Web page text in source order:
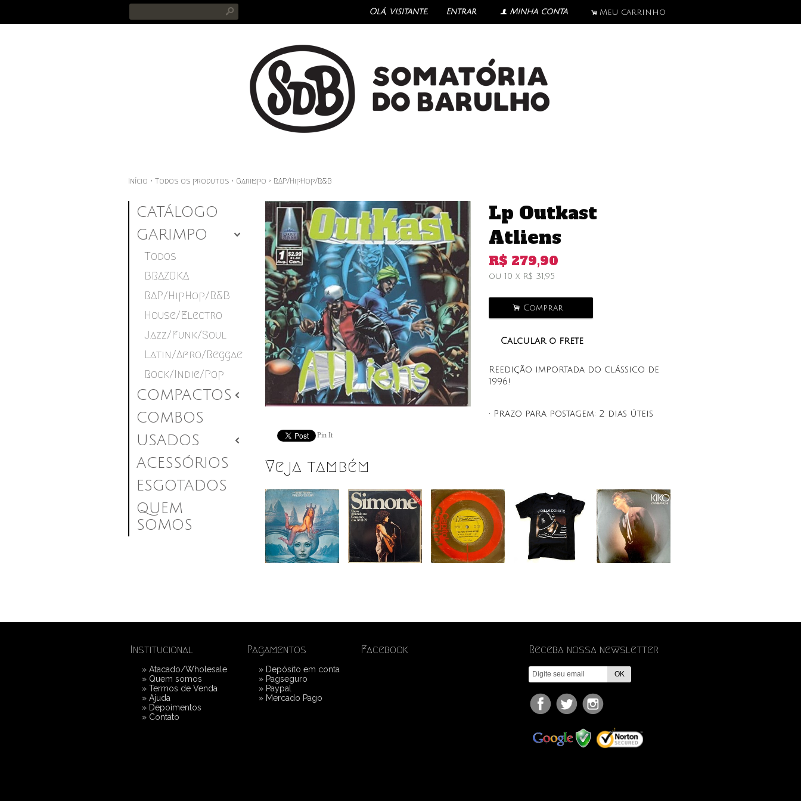
s Olá, visitante. Entrar f Minha conta . Meu carrinho
Início › Todos os produtos › Garimpo › RAP/HipHop/R&B
CATÁLOGO
GARIMPO
4
Todos
BRAZUKA
RAP/HipHop/R&B
House/Electro
Jazz/Funk/Soul
Latin/Afro/Reggae
Rock/Indie/Pop
COMPACTOS 2
COMBOS
USADOS
2
ACESSÓRIOS
ESGOTADOS
QUEM
SOMOS
Pin It
Lp Outkast
Atliens
R$ 279,90
ou 10 x R$ 31,95
. Comprar
Calcular o frete
Reedição importada do clássico de
1996!
• Prazo para postagem: 2 dias úteis
Veja também
Institucional
» Atacado/Wholesale
» Quem somos
» Termos de Venda
» Ajuda
» Depoimentos
» Contato
Pagamentos
» Depósito em conta
» Pagseguro
» Paypal
» Mercado Pago
Facebook Receba nossa newsletter